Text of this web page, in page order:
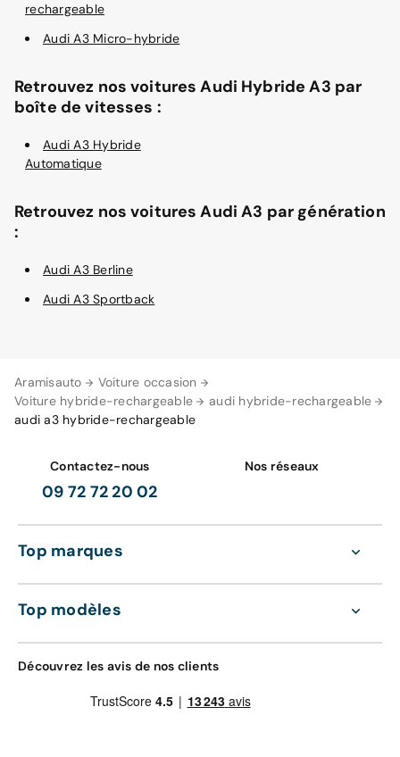
Aramisauto
Voiture occasion
Voiture hybride-rechargeable
audi hybride-rechargeable
audi a3 hybride-rechargeable
rechargeable
Audi A3 Micro-hybride
Retrouvez nos voitures Audi Hybride A3 par
boîte de vitesses :
Audi A3 Hybride
Automatique
Retrouvez nos voitures Audi A3 par génération
:
Audi A3 Berline
Audi A3 Sportback
Contactez-nous
09 72 72 20 02
Nos réseaux
Top marques
Top modèles
Découvrez les avis de nos clients